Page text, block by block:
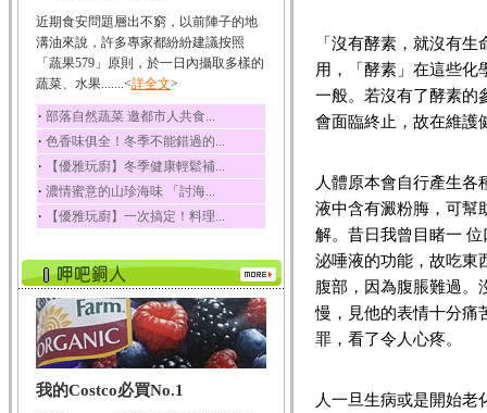
冬瓜
冬瓜營養價值高，鈉含
量極低是水腫病人的...
豆豉
豆豉裡頭含有營養的蛋
白質、脂肪、鈣、磷...
榛果
榛果裡所含的營養素有
蛋白質、脂肪、醣類...
迷迭香
酸、迷迭香酸、植物...
咖啡
咖啡中的咖啡因會刺激
中樞神經系統，特別...
椰子
椰子含有糖類、脂肪、
近期食安問題層出不窮，以前陣子的地
溝油來說，許多專家都紛紛建議按照
「蔬果579」原則，於一日內攝取多樣的
蔬菜、水果.......<詳全文>
‧ 部落自然蔬菜 邀都市人共食...
‧ 色香味俱全！冬季不能錯過的...
‧ 【優雅玩廚】冬季健康輕鬆補...
‧ 濃情蜜意的山珍海味 「討海...
‧ 【優雅玩廚】一次搞定！料理...
我的Costco必買No.1
「沒有酵素，就沒有
用，「酵素」在這些化
一般。若沒有了酵素的
會面臨終止，故在維護
人體原本會自行產生
液中含有澱粉脢，可幫
解。昔日我曾目睹一
泌唾液的功能，故吃東
腹部，因為腹脹難過。
慢，見他的表情十分痛
罪，看了令人心疼。
人一旦生病或是開始